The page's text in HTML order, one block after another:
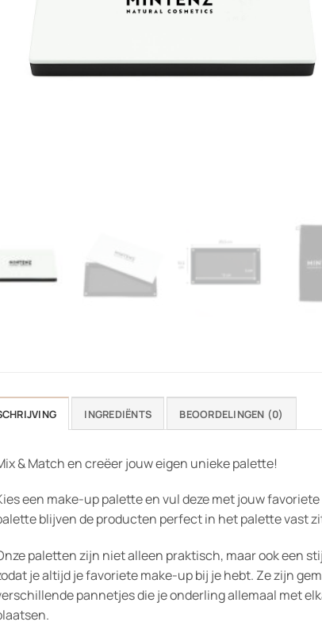
INGREDIËNTS BEOORDELINGEN (0)
& Match en creëer jouw eigen unieke palette!
een make-up palette en vul deze met jouw
blijven de producten perfect in het palette vast
paletten zijn niet alleen praktisch, maar ook een
je altijd je favoriete make-up bij je hebt. Ze zijn
pannetjes die je onderling allemaal met